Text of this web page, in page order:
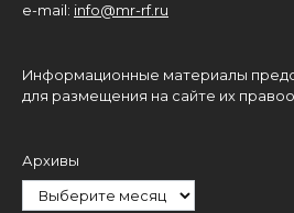
e-mail: info@mr-rf.ru
Информационные материалы
для размещения на сайте их
Архивы